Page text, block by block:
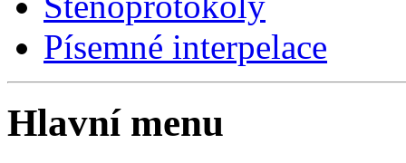
Písemné interpelace
Hlavní menu